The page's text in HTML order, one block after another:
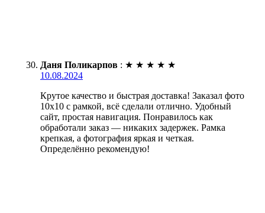
Даня Поликарпов : ★ ★ ★ ★ ★
10.08.2024
Крутое качество и быстрая доставка! Заказал фото
10х10 с рамкой, всё сделали отлично. Удобный
сайт, простая навигация. Понравилось как
обработали заказ — никаких задержек. Рамка
крепкая, а фотография яркая и четкая.
Определённо рекомендую!